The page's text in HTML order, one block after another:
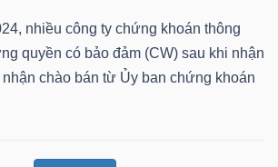
nhiều công ty chứng khoán thông
quyền có bảo đảm (CW) sau khi nhận
chào bán từ Ủy ban chứng khoán